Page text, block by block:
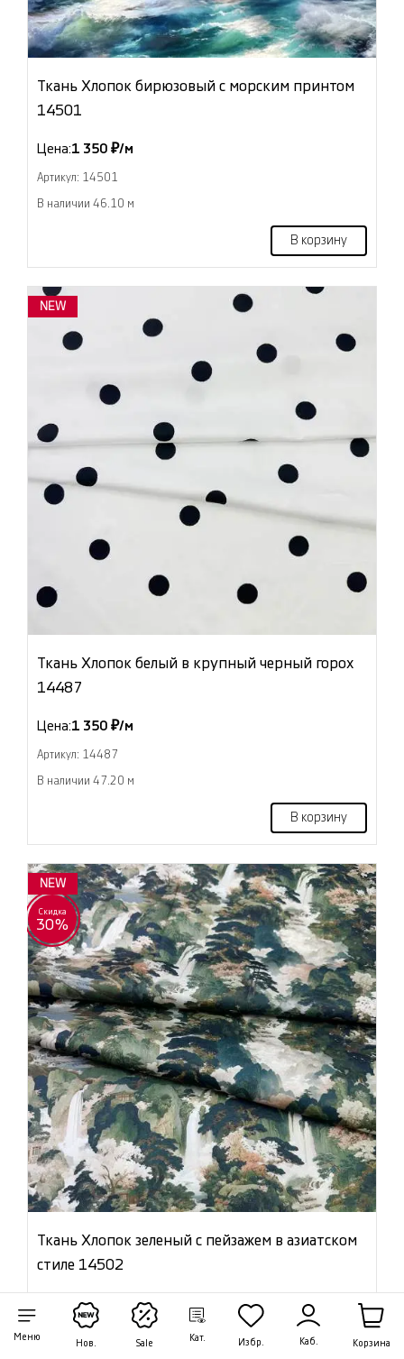
Меню
Нов. Sale
Кат. Избр. Каб. Корзина
Ткань Хлопок бирюзовый с морским принтом
14501
Цена:1 350 ₽/м
Артикул: 14501
В наличии 46.10 м
В корзину
NEW
Ткань Хлопок белый в крупный черный горох
14487
Цена:1 350 ₽/м
Артикул: 14487
В наличии 47.20 м
В корзину
NEW
Скидка
30%
Ткань Хлопок зеленый с пейзажем в азиатском
стиле 14502
945 ₽/м 1 350 ₽/м
Артикул: 14502